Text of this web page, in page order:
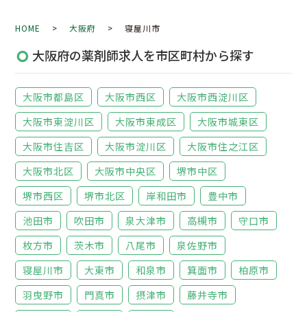
HOME >大阪府 > 寝屋川市
大阪府の薬剤師求人を市区町村から探す
大阪市都島区 大阪市西区
大阪市西淀川区
大阪市東淀川区
大阪市東成区
大阪市城東区
大阪市住吉区
大阪市淀川区
大阪市住之江区
大阪市北区
大阪市中央区
堺市中区
堺市西区
堺市北区 岸和田市
豊中市
池田市
吹田市 泉大津市 高槻市
守口市
枚方市
茨木市 八尾市
泉佐野市
寝屋川市
大東市 和泉市 箕面市
柏原市
羽曳野市
門真市 摂津市
藤井寺市